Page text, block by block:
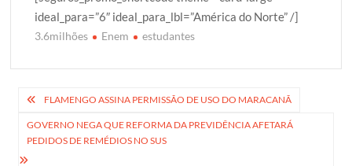
ideal_para=”6″ ideal_para_lbl=”América do Norte” /]
3.6milhões Enem estudantes
Navegação
de
Post
FLAMENGO ASSINA PERMISSÃO DE USO DO MARACANÃ
GOVERNO NEGA QUE REFORMA DA PREVIDÊNCIA AFETARÁ
PEDIDOS DE REMÉDIOS NO SUS